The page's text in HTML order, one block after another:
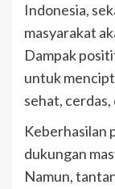
Indonesia,
masyarakat
Dampak
untuk
sehat,
Keberhasilan
dukungan
Namun,